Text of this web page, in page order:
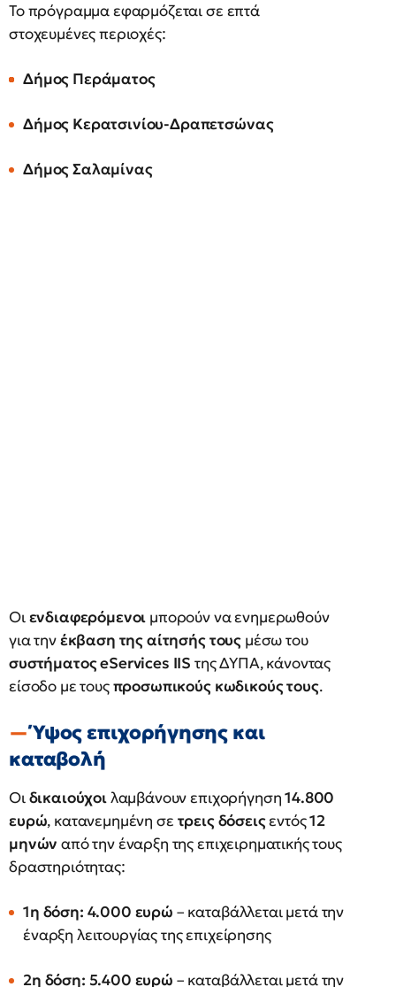
Το πρόγραμμα εφαρμόζεται σε επτά
στοχευμένες περιοχές:
Δήμος Περάματος
Δήμος Κερατσινίου-Δραπετσώνας
Δήμος Σαλαμίνας
Οιενδιαφερόμενοι μπορούν να ενημερωθούν
για τηνέκβαση της αίτησής τους μέσω του
συστήματος eServices IIS της ΔΥΠΑ, κάνοντας
είσοδο με τουςπροσωπικούς κωδικούς τους.
Ύψος επιχορήγησης και
καταβολή
Οιδικαιούχοιλαμβάνουν επιχορήγηση14.800
ευρώ, κατανεμημένη σε τρεις δόσειςεντός12
μηνών από την έναρξη της επιχειρηματικής τους
δραστηριότητας:
1η δόση: 4.000 ευρώ – καταβάλλεται μετά την
έναρξη λειτουργίας της επιχείρησης
2η δόση: 5.400 ευρώ – καταβάλλεται μετά την